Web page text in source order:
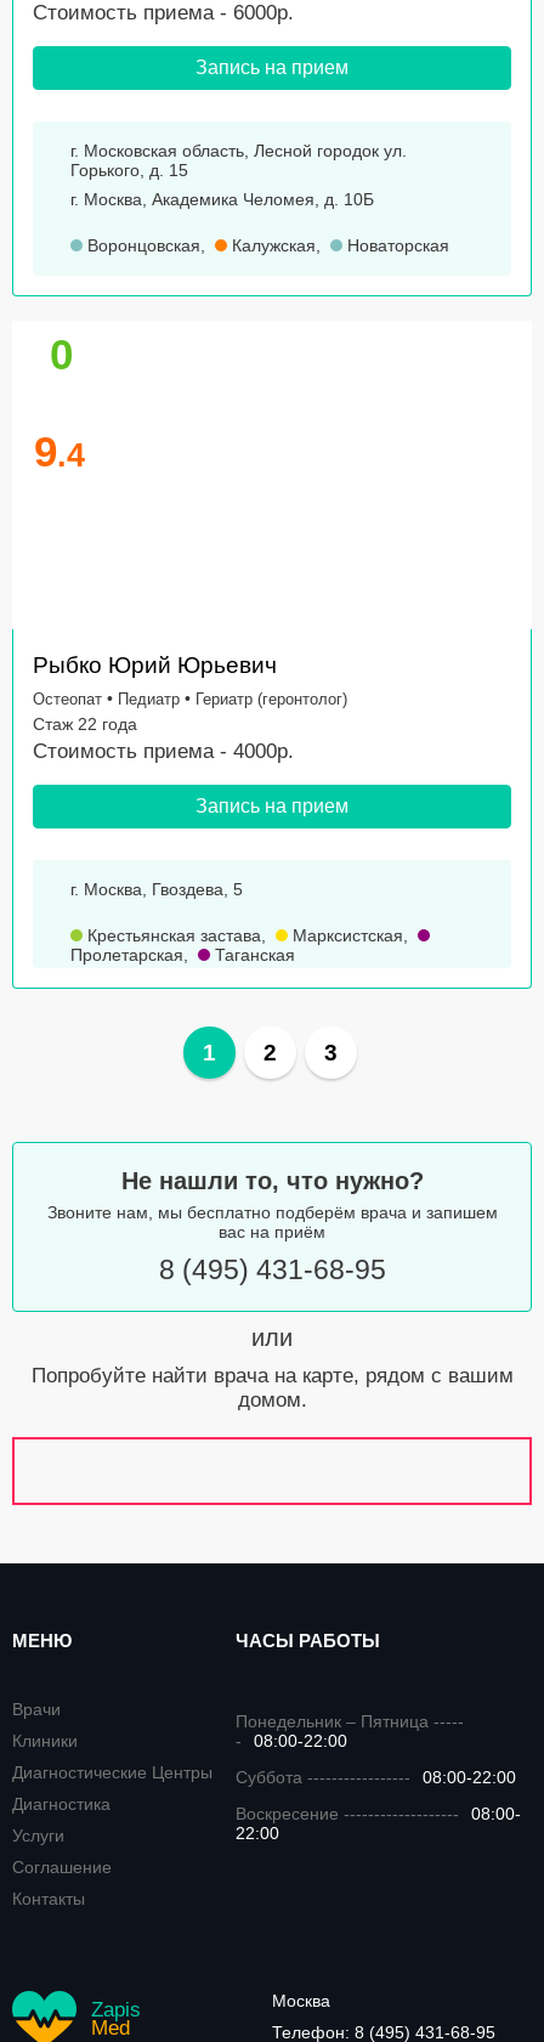
Стоимость приема - 6000р.
Запись на прием
г. Московская область, Лесной городок ул.
Горького, д. 15
г. Москва, Академика Челомея, д. 10Б
Воронцовская, Калужская, Новаторская
0
9.4
Рыбко Юрий Юрьевич
Остеопат • Педиатр • Гериатр (геронтолог)
Стаж 22 года
Стоимость приема - 4000р.
Запись на прием
г. Москва, Гвоздева, 5
Крестьянская застава, Марксистская,
Пролетарская, Таганская
1 2 3
Не нашли то, что нужно?
Звоните нам, мы бесплатно подберём врача и запишем
вас на приём
8 (495) 431-68-95
или
Попробуйте найти врача на карте, рядом с вашим
домом.
МЕНЮ
Врачи
Клиники
Диагностические Центры
Диагностика
Услуги
Соглашение
Контакты
ЧАСЫ РАБОТЫ
Понедельник – Пятница -----
-
08:00-22:00
Суббота -----------------
08:00-22:00
Воскресение -------------------
08:00-
22:00
Zapis
Med
Москва
Телефон: 8 (495) 431-68-95